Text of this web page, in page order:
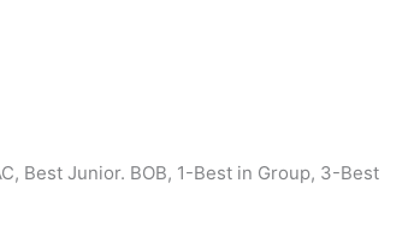
Best Junior. BOB, 1-Best in Group, 3-Best